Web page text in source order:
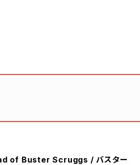
of Buster Scruggs / バスター